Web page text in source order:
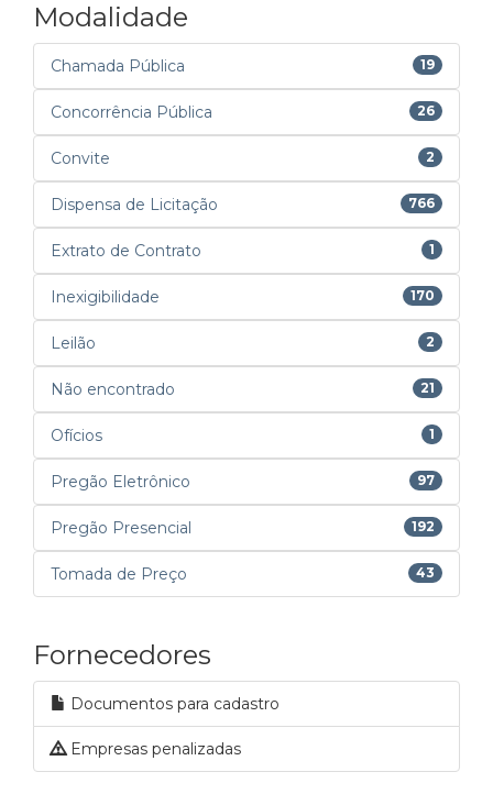
Modalidade
Chamada Pública 19
Concorrência Pública 26
Convite 2
Dispensa de Licitação 766
Extrato de Contrato 1
Inexigibilidade 170
Leilão 2
Não encontrado 21
Ofícios 1
Pregão Eletrônico 97
Pregão Presencial 192
Tomada de Preço 43
Fornecedores
Documentos para cadastro
Empresas penalizadas